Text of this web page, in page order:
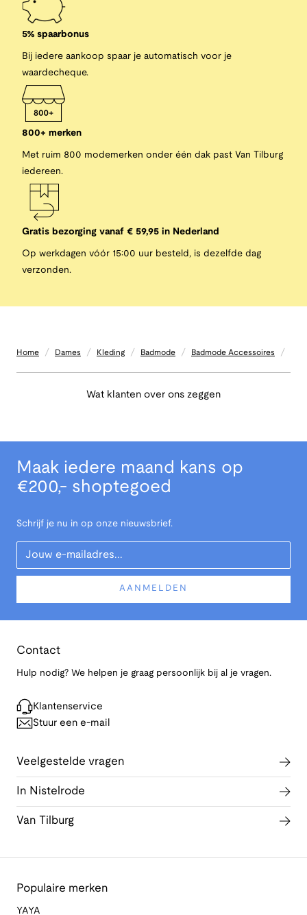
5% spaarbonus
Bij iedere aankoop spaar je automatisch voor je
waardecheque.
800+ merken
Met ruim 800 modemerken onder één dak past Van Tilburg
iedereen.
Gratis bezorging vanaf € 59,95 in Nederland
Op werkdagen vóór 15:00 uur besteld, is dezelfde dag
verzonden.
Home / Dames / Kleding / Badmode / Badmode Accessoires /
Wat klanten over ons zeggen
Maak iedere maand kans op
€200,- shoptegoed
Schrijf je nu in op onze nieuwsbrief.
Your Email
AANMELDEN
Contact
Hulp nodig? We helpen je graag persoonlijk bij al je vragen.
Klantenservice
Stuur een e-mail
Veelgestelde vragen
In Nistelrode
Van Tilburg
Populaire merken
YAYA